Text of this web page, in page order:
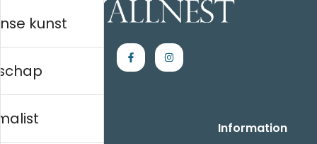
Handla Information
kunst